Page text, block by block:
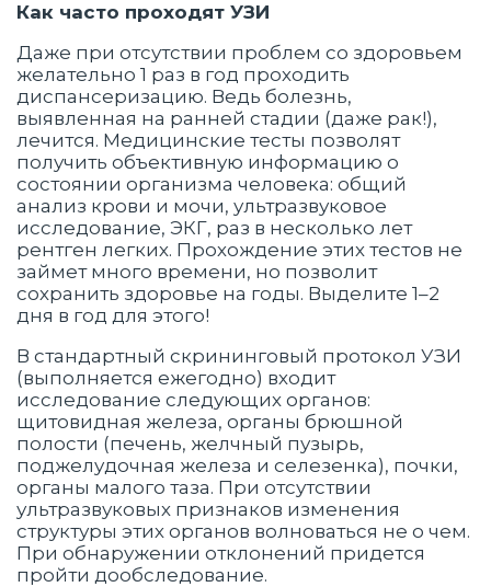
Как часто проходят УЗИ
Даже при отсутствии проблем со здоровьем
желательно 1 раз в год проходить
диспансеризацию. Ведь болезнь,
выявленная на ранней стадии (даже рак!),
лечится. Медицинские тесты позволят
получить объективную информацию о
состоянии организма человека: общий
анализ крови и мочи, ультразвуковое
исследование, ЭКГ, раз в несколько лет
рентген легких. Прохождение этих тестов не
займет много времени, но позволит
сохранить здоровье на годы. Выделите 1–2
дня в год для этого!
В стандартный скрининговый протокол УЗИ
(выполняется ежегодно) входит
исследование следующих органов:
щитовидная железа, органы брюшной
полости (печень, желчный пузырь,
поджелудочная железа и селезенка), почки,
органы малого таза. При отсутствии
ультразвуковых признаков изменения
структуры этих органов волноваться не о чем.
При обнаружении отклонений придется
пройти дообследование.